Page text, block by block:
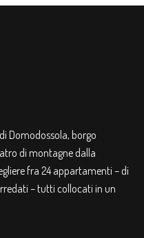
Domodossola, borgo
di montagne dalla
fra 24 appartamenti – di
– tutti collocati in un